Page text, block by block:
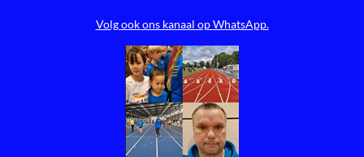
Volg ook ons kanaal op WhatsApp.